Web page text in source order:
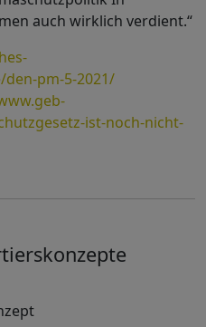
auch wirklich verdient.“
pm-5-2021/
ist-noch-nicht-